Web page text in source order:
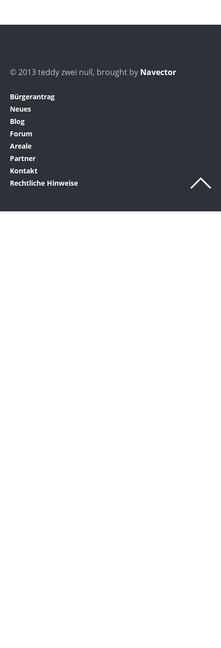
© 2013 teddy zwei null, brought by Navector
Bürgerantrag
Neues
Blog
Forum
Areale
Partner
Kontakt
Rechtliche Hinweise